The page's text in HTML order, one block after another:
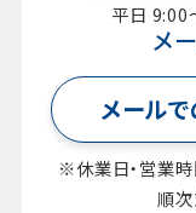
平日
メ
メール
※休業日・営業
順次